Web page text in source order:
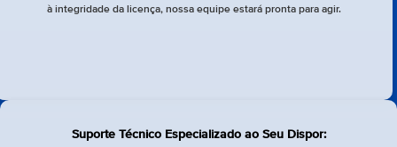
à integridade da licença, nossa equipe estará pronta para agir.
Suporte Técnico Especializado ao Seu Dispor: